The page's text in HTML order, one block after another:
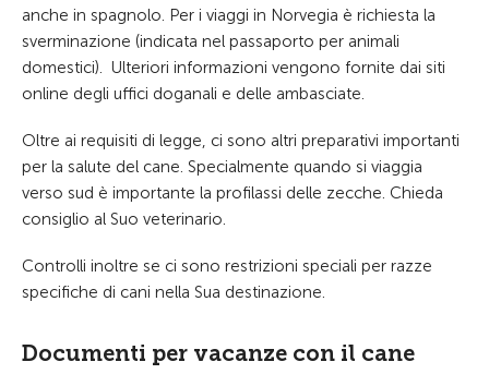
anche in spagnolo. Per i viaggi in Norvegia è richiesta la
sverminazione (indicata nel passaporto per animali
domestici). Ulteriori informazioni vengono fornite dai siti
online degli uffici doganali e delle ambasciate.
Oltre ai requisiti di legge, ci sono altri preparativi importanti
per la salute del cane. Specialmente quando si viaggia
verso sud è importante la profilassi delle zecche. Chieda
consiglio al Suo veterinario.
Controlli inoltre se ci sono restrizioni speciali per razze
specifiche di cani nella Sua destinazione.
Documenti per vacanze con il cane